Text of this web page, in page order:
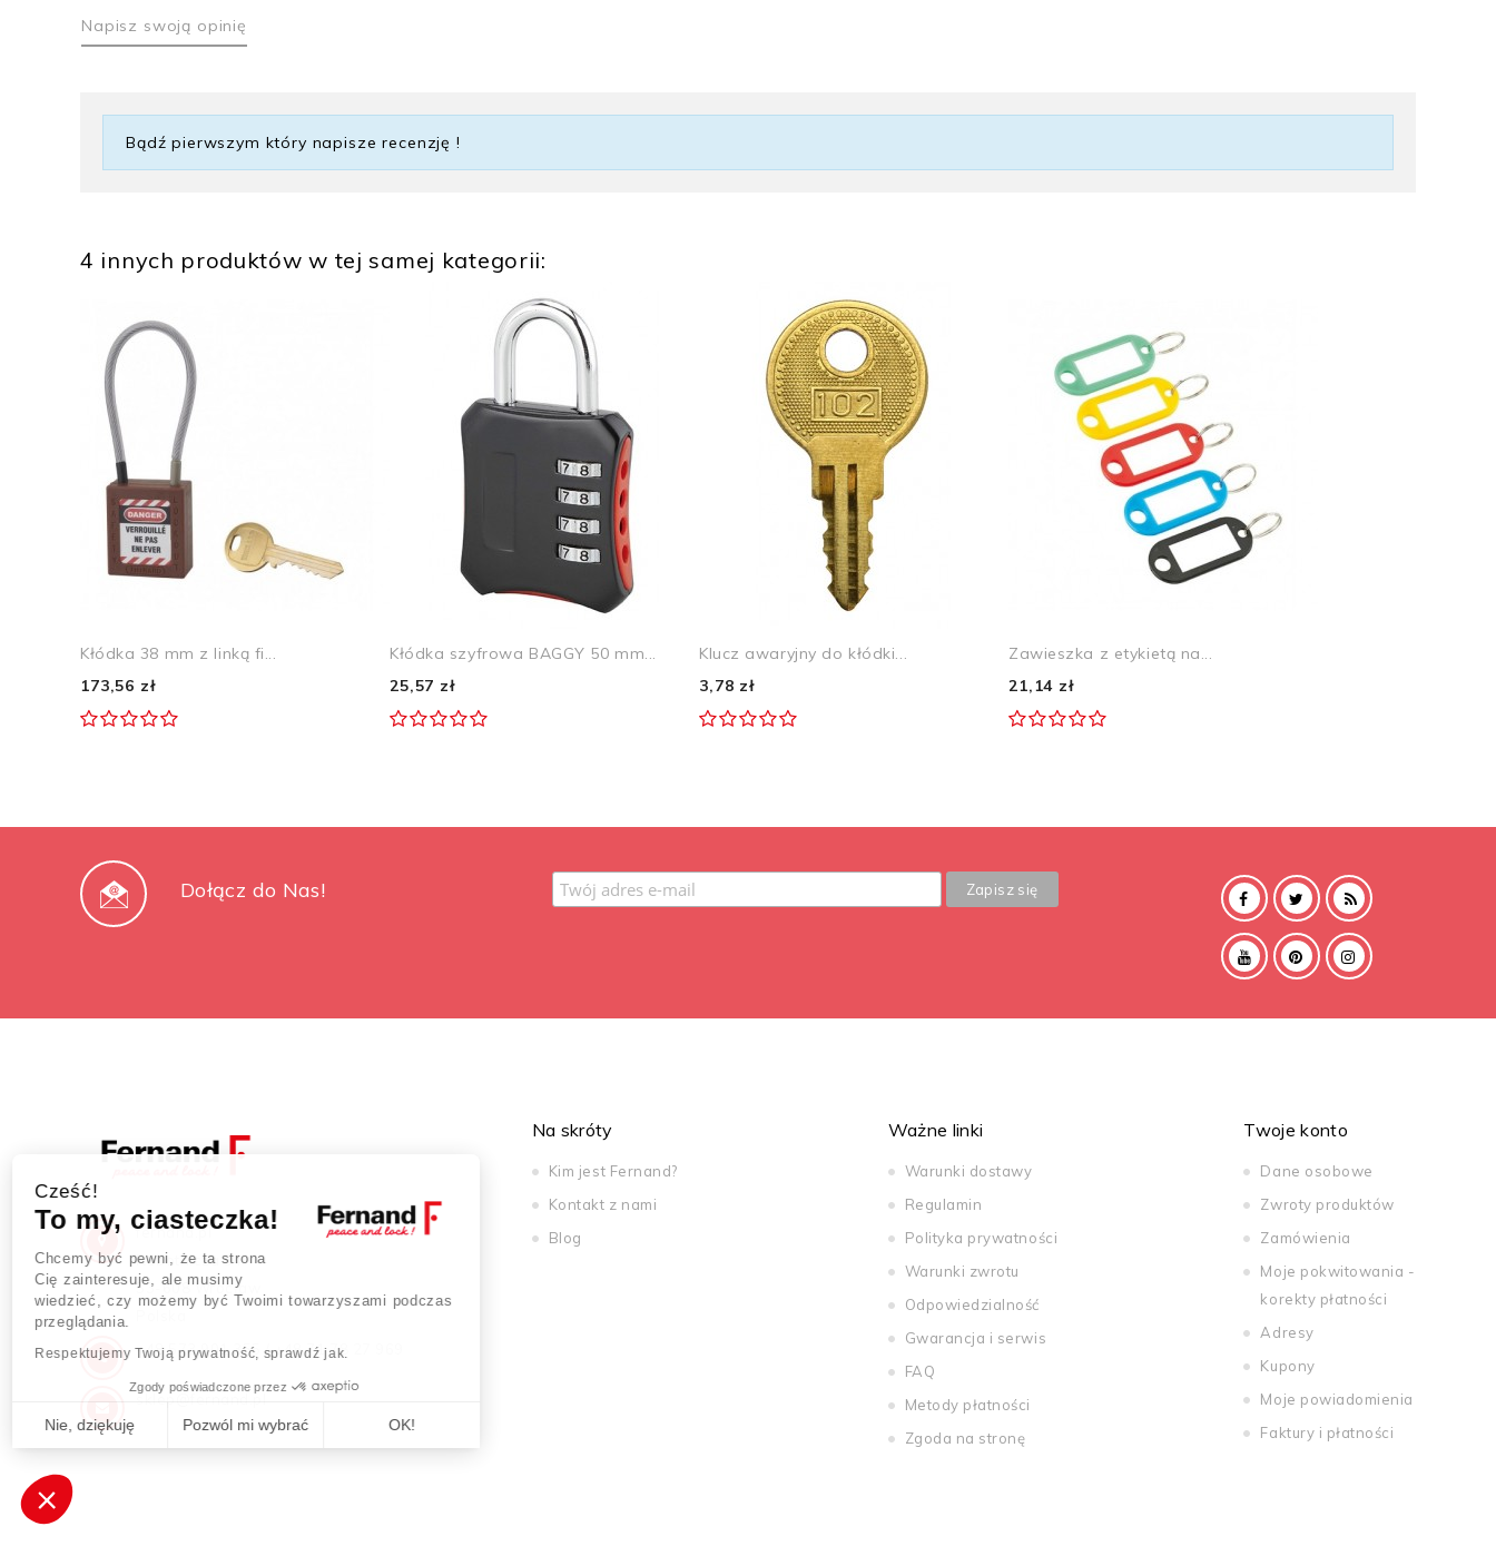
Napisz swoją opinię
Bądź pierwszym który napisze recenzję !
4 innych produktów w tej samej kategorii:
Kłódka 38 mm z linką fi...
173,56 zł
Kłódka szyfrowa BAGGY 50 mm...
25,57 zł
Klucz awaryjny do kłódki...
3,78 zł
Zawieszka z etykietą na...
21,14 zł
Dołącz do Nas!
fernand.pl
Robotnicza 54
53-608 Wrocław
+48 573 901 355 / +48 71 78 27 969
sklep@fernand.pl
Na skróty
Kim jest Fernand?
Kontakt z nami
Blog
Ważne linki
Warunki dostawy
Regulamin
Polityka prywatności
Warunki zwrotu
Odpowiedzialność
Gwarancja i serwis
FAQ
Metody płatności
Zgoda na stronę
Twoje konto
Dane osobowe
Zwroty produktów
Zamówienia
Moje pokwitowania -
korekty płatności
Adresy
Kupony
Moje powiadomienia
Faktury i płatności
Cześć!
To my, ciasteczka!
Chcemy być pewni, że ta strona
Cię zainteresuje, ale musimy
wiedzieć, czy możemy być Twoimi towarzyszami podczas
przeglądania.
Respektujemy Twoją prywatność, sprawdź jak.
Zgody poświadczone przez
Nie, dziękuję Pozwól mi wybrać
OK!
Notre plateforme vous permet d'adapter et de gérer vos paramètres de confidentialité, en garantissant la conformité avec les réglementations. Personnalisez vos préférences pour contrôler la manière